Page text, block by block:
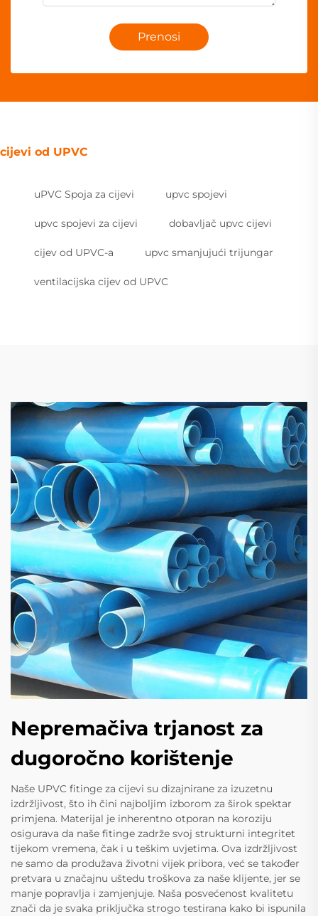
Prenosi
cijevi od UPVC
uPVC Spoja za cijevi upvc spojevi
upvc spojevi za cijevi dobavljač upvc cijevi
cijev od UPVC-a upvc smanjujući trijungar
ventilacijska cijev od UPVC
Nepremačiva trjanost za
dugoročno korištenje
Naše UPVC fitinge za cijevi su dizajnirane za izuzetnu
izdržljivost, što ih čini najboljim izborom za širok spektar
primjena. Materijal je inherentno otporan na koroziju
osigurava da naše fitinge zadrže svoj strukturni integritet
tijekom vremena, čak i u teškim uvjetima. Ova izdržljivost
ne samo da produžava životni vijek pribora, već se također
pretvara u značajnu uštedu troškova za naše klijente, jer se
manje popravlja i zamjenjuje. Naša posvećenost kvalitetu
znači da je svaka priključka strogo testirana kako bi ispunila